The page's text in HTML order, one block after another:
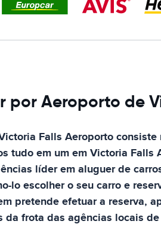
por Aeroporto de
Falls Aeroportoconsiste
tudo em umemVictoria Falls
líder em aluguer de
lo escolher o seu carro e
pretende efetuar a reserva,
da frota das agências locais